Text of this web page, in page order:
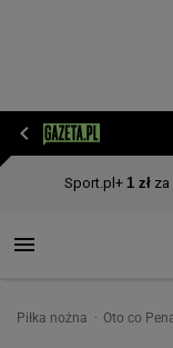
Piłka nożna Oto co